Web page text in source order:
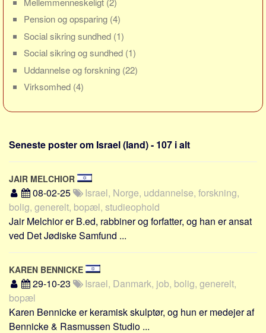
Sverige
Norge
Thailand
Italien
Alle
Job
Virksomhed
Investering
Pension og opsparing
Forbrug
Social sikring og sundhed
Transport
Alle
Aspekter
Pension og opsparing (4)
Social sikring sundhed (1)
Social sikring og sundhed (1)
Uddannelse og forskning (22)
Virksomhed (4)
Seneste poster om Israel (land) - 107 i alt
JAIR MELCHIOR
08-02-25
Israel, Norge, uddannelse, forskning,
bolig, generelt, bopæl, studieophold
Jair Melchior er B.ed, rabbiner og forfatter, og han er ansat
ved Det Jødiske Samfund ...
KAREN BENNICKE
29-10-23
Israel, Danmark, job, bolig, generelt,
bopæl
Karen Bennicke er keramisk skulptør, og hun er medejer af
Bennicke & Rasmussen Studio ...